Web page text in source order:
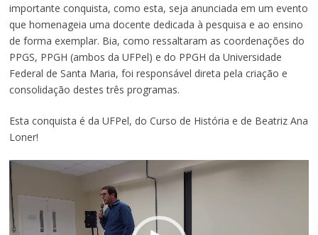
importante conquista, como esta, seja anunciada em um evento
que homenageia uma docente dedicada à pesquisa e ao ensino
de forma exemplar. Bia, como ressaltaram as coordenações do
PPGS, PPGH (ambos da UFPel) e do PPGH da Universidade
Federal de Santa Maria, foi responsável direta pela criação e
consolidação destes três programas.
Esta conquista é da UFPel, do Curso de História e de Beatriz Ana
Loner!
Tocador
de
vídeo